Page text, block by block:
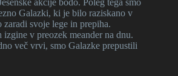
akcije bodo. Poleg tega smo
Galazki, ki je bilo raziskano v
svoje lege in prepiha.
v preozek meander na dnu.
več vrvi, smo Galazke prepustili